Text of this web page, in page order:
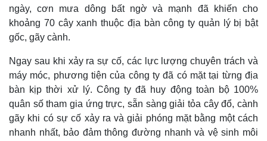
Infographic
ngày, cơn mưa dông bất ngờ và mạnh đã khiến cho
khoảng 70 cây xanh thuộc địa bàn công ty quản lý bị bật
gốc, gãy cành.
Ngay sau khi xảy ra sự cố, các lực lượng chuyên trách và
máy móc, phương tiện của công ty đã có mặt tại từng địa
bàn kịp thời xử lý. Công ty đã huy động toàn bộ 100%
quân số tham gia ứng trực, sẵn sàng giải tỏa cây đổ, cành
gãy khi có sự cố xảy ra và giải phóng mặt bằng một cách
nhanh nhất, bảo đảm thông đường nhanh và vệ sinh môi